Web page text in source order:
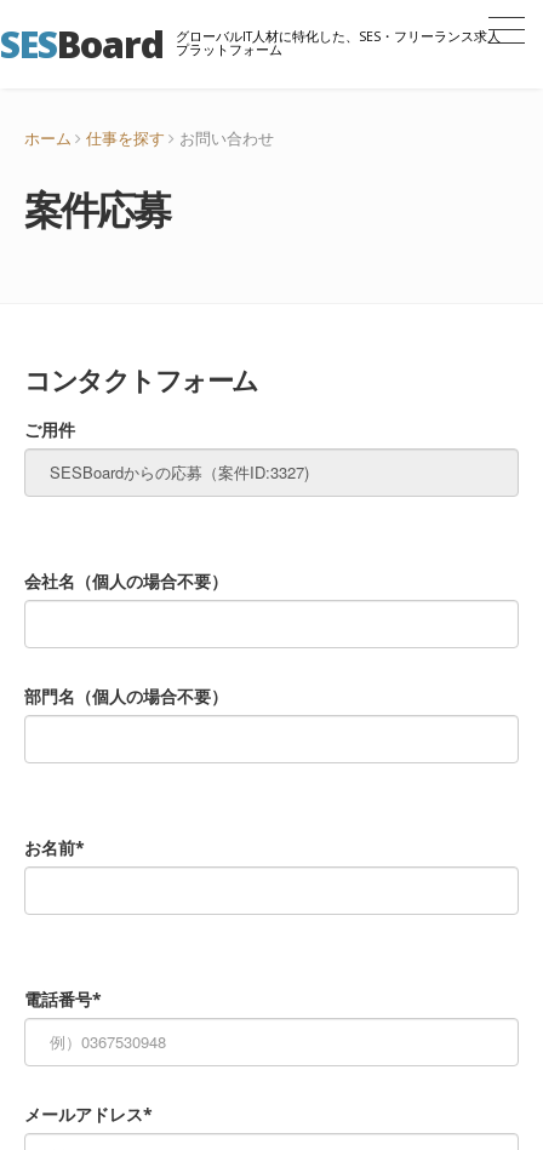
SESBoard グローバルIT人材に特化した、SES・フリーランス求人
プラットフォーム
ホーム 仕事を探す お問い合わせ
案件応募
コンタクトフォーム
ご用件
会社名（個人の場合不要）
部門名（個人の場合不要）
お名前*
電話番号*
メールアドレス*